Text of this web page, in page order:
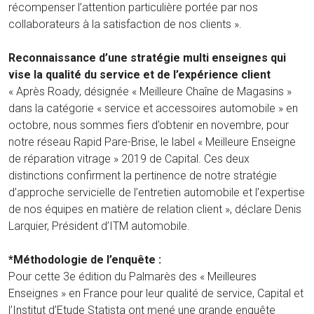
récompenser l’attention particulière portée par nos
collaborateurs à la satisfaction de nos clients ».
Reconnaissance d’une stratégie multi enseignes qui
vise la qualité du service et de l’expérience client
« Après Roady, désignée « Meilleure Chaîne de Magasins »
dans la catégorie « service et accessoires automobile » en
octobre, nous sommes fiers d’obtenir en novembre, pour
notre réseau Rapid Pare-Brise, le label « Meilleure Enseigne
de réparation vitrage » 2019 de Capital. Ces deux
distinctions confirment la pertinence de notre stratégie
d’approche servicielle de l’entretien automobile et l’expertise
de nos équipes en matière de relation client », déclare Denis
Larquier, Président d’ITM automobile.
*Méthodologie de l’enquête :
Pour cette 3e édition du Palmarès des « Meilleures
Enseignes » en France pour leur qualité de service, Capital et
l’Institut d’Etude Statista ont mené une grande enquête